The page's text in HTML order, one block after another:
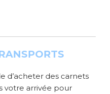
d’acheter des carnets
votre arrivée pour